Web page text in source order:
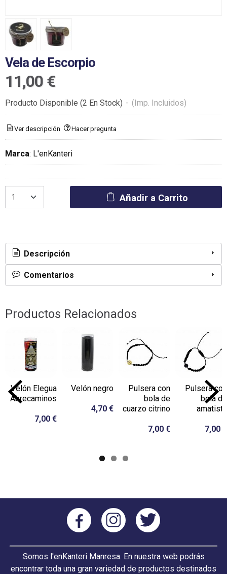
Vela de Escorpio
11,00 €
Producto Disponible (2 En Stock) - (Imp. Incluidos)
Ver descripción Hacer pregunta
Marca: L'enKanteri
Añadir a Carrito
Descripción
Comentarios
Productos Relacionados
Velón Elegua
Abrecaminos
7,00 €
Velón negro
4,70 €
Pulsera con
bola de
cuarzo citrino
7,00 €
Pulsera con
bola de
amatista
7,00 €
Somos l'enKanteri Manresa. En nuestra web podrás
encontrar toda una gran variedad de productos destinados